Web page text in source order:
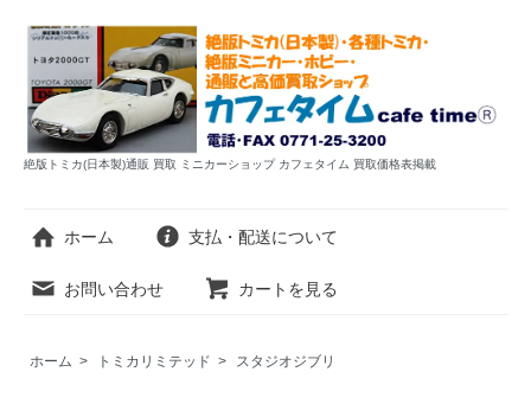
絶版トミカ(日本製)通販 買取 ミニカーショップ カフェタイム 買取価格表掲載
ホーム 支払・配送について
お問い合わせ カートを見る
ホーム > トミカリミテッド > スタジオジブリ